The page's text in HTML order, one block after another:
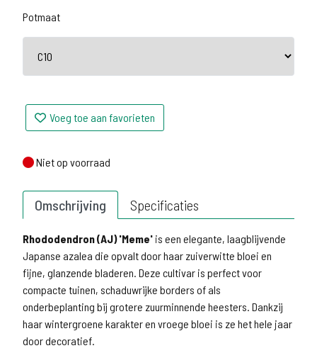
Potmaat
Voeg toe aan favorieten
Niet op voorraad
Niet op voorraad
Omschrijving Specificaties
Rhododendron (AJ) 'Meme' is een elegante, laagblijvende
Japanse azalea die opvalt door haar zuiverwitte bloei en
fijne, glanzende bladeren. Deze cultivar is perfect voor
compacte tuinen, schaduwrijke borders of als
onderbeplanting bij grotere zuurminnende heesters. Dankzij
haar wintergroene karakter en vroege bloei is ze het hele jaar
door decoratief.